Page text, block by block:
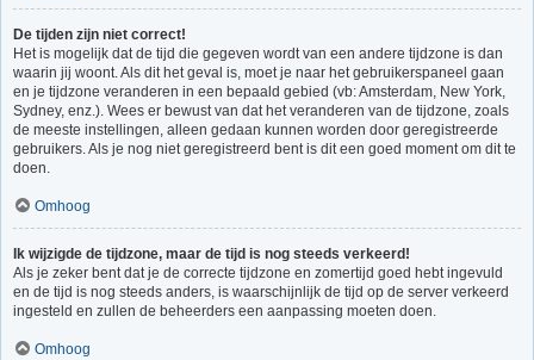
De tijden zijn niet correct!
Het is mogelijk dat de tijd die gegeven wordt van een andere tijdzone is dan
waarin jij woont. Als dit het geval is, moet je naar het gebruikerspaneel gaan
en je tijdzone veranderen in een bepaald gebied (vb: Amsterdam, New York,
Sydney, enz.). Wees er bewust van dat het veranderen van de tijdzone, zoals
de meeste instellingen, alleen gedaan kunnen worden door geregistreerde
gebruikers. Als je nog niet geregistreerd bent is dit een goed moment om dit te
doen.
Omhoog
Ik wijzigde de tijdzone, maar de tijd is nog steeds verkeerd!
Als je zeker bent dat je de correcte tijdzone en zomertijd goed hebt ingevuld
en de tijd is nog steeds anders, is waarschijnlijk de tijd op de server verkeerd
ingesteld en zullen de beheerders een aanpassing moeten doen.
Omhoog